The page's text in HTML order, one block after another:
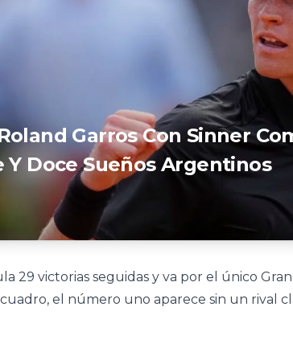
Garros Con Sinner
Y Doce Sueños Argentinos
29 victorias seguidas y va por el único
el número uno aparece sin un rival